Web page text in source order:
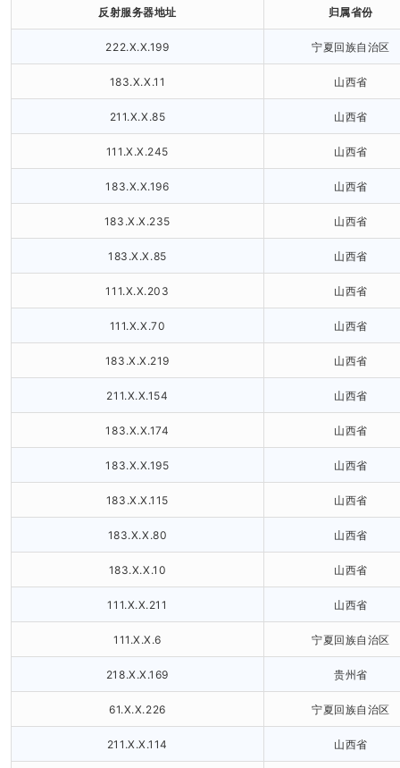
反射服务器地址 归属省份
222.X.X.199 宁夏回族自治区
183.X.X.11 山西省
211.X.X.85 山西省
111.X.X.245 山西省
183.X.X.196 山西省
183.X.X.235 山西省
183.X.X.85 山西省
111.X.X.203 山西省
111.X.X.70 山西省
183.X.X.219 山西省
211.X.X.154 山西省
183.X.X.174 山西省
183.X.X.195 山西省
183.X.X.115 山西省
183.X.X.80 山西省
183.X.X.10 山西省
111.X.X.211 山西省
111.X.X.6 宁夏回族自治区
218.X.X.169 贵州省
61.X.X.226 宁夏回族自治区
211.X.X.114 山西省